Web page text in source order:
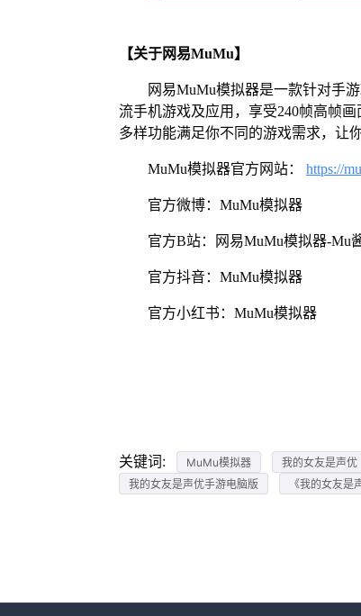
【关于网易MuMu】
网易MuMu模拟器是一款针对手
流手机游戏及应用，享受240帧高帧
多样功能满足你不同的游戏需求，让
MuMu模拟器官方网站： https://
官方微博：MuMu模拟器
官方B站：网易MuMu模拟器-Mu
官方抖音：MuMu模拟器
官方小红书：MuMu模拟器
关键词: MuMu模拟器 我的女友是声优
我的女友是声优手游电脑版
《我的女友是